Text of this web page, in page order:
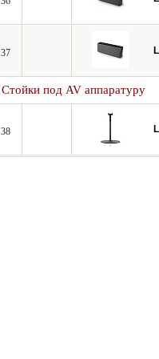
37
Стойки под AV аппаратуру
38